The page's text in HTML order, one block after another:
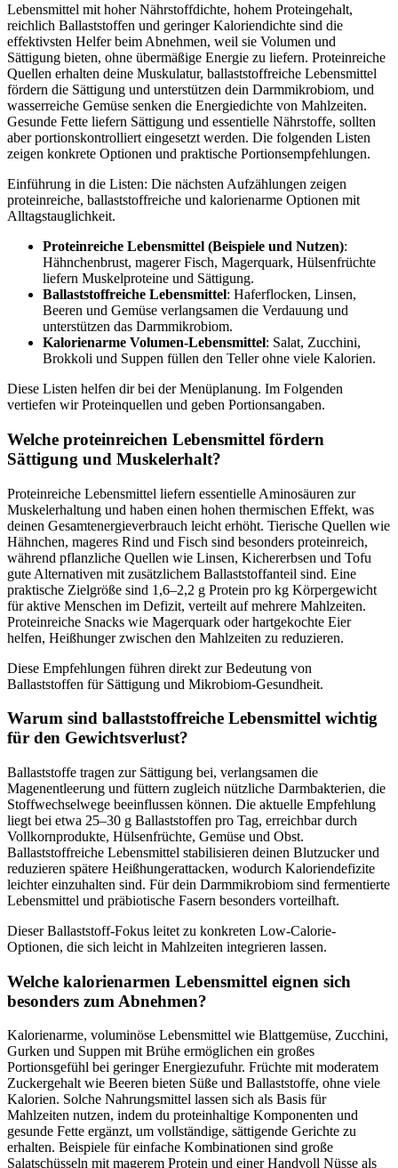
Lebensmittel mit hoher Nährstoffdichte, hohem Proteingehalt,
reichlich Ballaststoffen und geringer Kaloriendichte sind die
effektivsten Helfer beim Abnehmen, weil sie Volumen und
Sättigung bieten, ohne übermäßige Energie zu liefern. Proteinreiche
Quellen erhalten deine Muskulatur, ballaststoffreiche Lebensmittel
fördern die Sättigung und unterstützen dein Darmmikrobiom, und
wasserreiche Gemüse senken die Energiedichte von Mahlzeiten.
Gesunde Fette liefern Sättigung und essentielle Nährstoffe, sollten
aber portionskontrolliert eingesetzt werden. Die folgenden Listen
zeigen konkrete Optionen und praktische Portionsempfehlungen.
Einführung in die Listen: Die nächsten Aufzählungen zeigen
proteinreiche, ballaststoffreiche und kalorienarme Optionen mit
Alltagstauglichkeit.
Proteinreiche Lebensmittel (Beispiele und Nutzen):
Hähnchenbrust, magerer Fisch, Magerquark, Hülsenfrüchte
liefern Muskelproteine und Sättigung.
Ballaststoffreiche Lebensmittel: Haferflocken, Linsen,
Beeren und Gemüse verlangsamen die Verdauung und
unterstützen das Darmmikrobiom.
Kalorienarme Volumen-Lebensmittel: Salat, Zucchini,
Brokkoli und Suppen füllen den Teller ohne viele Kalorien.
Diese Listen helfen dir bei der Menüplanung. Im Folgenden
vertiefen wir Proteinquellen und geben Portionsangaben.
Welche proteinreichen Lebensmittel fördern
Sättigung und Muskelerhalt?
Proteinreiche Lebensmittel liefern essentielle Aminosäuren zur
Muskelerhaltung und haben einen hohen thermischen Effekt, was
deinen Gesamtenergieverbrauch leicht erhöht. Tierische Quellen wie
Hähnchen, mageres Rind und Fisch sind besonders proteinreich,
während pflanzliche Quellen wie Linsen, Kichererbsen und Tofu
gute Alternativen mit zusätzlichem Ballaststoffanteil sind. Eine
praktische Zielgröße sind 1,6–2,2 g Protein pro kg Körpergewicht
für aktive Menschen im Defizit, verteilt auf mehrere Mahlzeiten.
Proteinreiche Snacks wie Magerquark oder hartgekochte Eier
helfen, Heißhunger zwischen den Mahlzeiten zu reduzieren.
Diese Empfehlungen führen direkt zur Bedeutung von
Ballaststoffen für Sättigung und Mikrobiom-Gesundheit.
Warum sind ballaststoffreiche Lebensmittel wichtig
für den Gewichtsverlust?
Ballaststoffe tragen zur Sättigung bei, verlangsamen die
Magenentleerung und füttern zugleich nützliche Darmbakterien, die
Stoffwechselwege beeinflussen können. Die aktuelle Empfehlung
liegt bei etwa 25–30 g Ballaststoffen pro Tag, erreichbar durch
Vollkornprodukte, Hülsenfrüchte, Gemüse und Obst.
Ballaststoffreiche Lebensmittel stabilisieren deinen Blutzucker und
reduzieren spätere Heißhungerattacken, wodurch Kaloriendefizite
leichter einzuhalten sind. Für dein Darmmikrobiom sind fermentierte
Lebensmittel und präbiotische Fasern besonders vorteilhaft.
Dieser Ballaststoff-Fokus leitet zu konkreten Low-Calorie-
Optionen, die sich leicht in Mahlzeiten integrieren lassen.
Welche kalorienarmen Lebensmittel eignen sich
besonders zum Abnehmen?
Kalorienarme, voluminöse Lebensmittel wie Blattgemüse, Zucchini,
Gurken und Suppen mit Brühe ermöglichen ein großes
Portionsgefühl bei geringer Energiezufuhr. Früchte mit moderatem
Zuckergehalt wie Beeren bieten Süße und Ballaststoffe, ohne viele
Kalorien. Solche Nahrungsmittel lassen sich als Basis für
Mahlzeiten nutzen, indem du proteinhaltige Komponenten und
gesunde Fette ergänzt, um vollständige, sättigende Gerichte zu
erhalten. Beispiele für einfache Kombinationen sind große
Salatschüsseln mit magerem Protein und einer Handvoll Nüsse als